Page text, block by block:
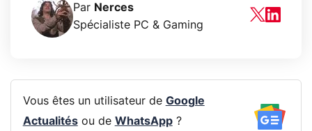
Par Nerces
Spécialiste PC & Gaming
Vous êtes un utilisateur de Google
Actualitésou de WhatsApp?